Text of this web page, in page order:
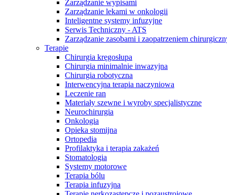
Przewlekła choroba nerek
Wsparcie w codziennych​
wyzwaniach pacjentów cierpiących​
na zaburzenia czynności nerek.​
Dołącz do nas
Odkryj swoje możliwości kariery ​
w B. Braun. Odwiedź nasz ​
Global Job Market, aby znaleźć ​
interesujące oferty pracy
Zarządzanie wypisami
Zarządzanie lekami w onkologii
Inteligentne systemy infuzyjne
Serwis Techniczny - ATS
Zarządzanie zasobami i zaopatrzeniem
Terapie
Chirurgia kręgosłupa
Chirurgia minimalnie inwazyjna
Chirurgia robotyczna
Interwencyjna terapia naczyniowa
Leczenie ran
Materiały szewne i wyroby specjalistyczne
Neurochirurgia
Onkologia
Opieka stomijna
Ortopedia
Profilaktyka i terapia zakażeń
Stomatologia
Systemy motorowe
Terapia bólu
Terapia infuzyjna